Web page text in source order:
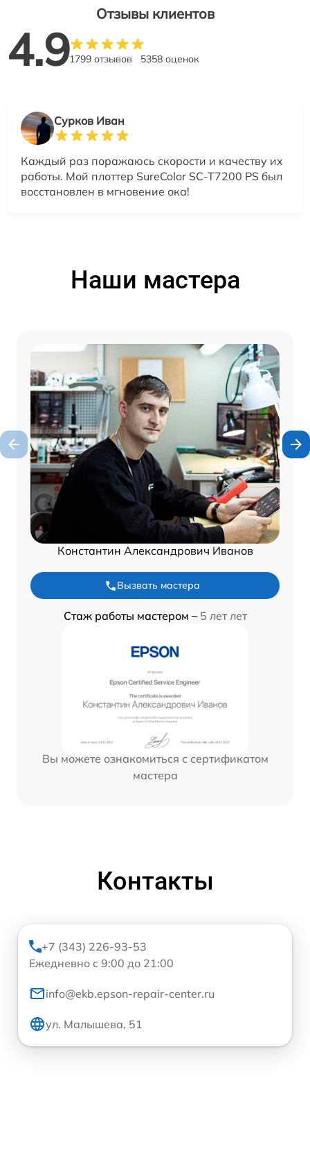
Отзывы клиентов
4.91799 отзывов 5358 оценок
Сурков Иван
Каждый раз поражаюсь скорости и качеству их
работы. Мой плоттер SureColor SC-T7200 PS был
восстановлен в мгновение ока!
Наши мастера
Константин Александрович Иванов
Вызвать мастера
Стаж работы мастером – 5 лет лет
Вы можете ознакомиться с сертификатом
мастера
Контакты
+7 (343) 226-93-53
Ежедневно с 9:00 до 21:00
info@ekb.epson-repair-center.ru
ул. Малышева, 51